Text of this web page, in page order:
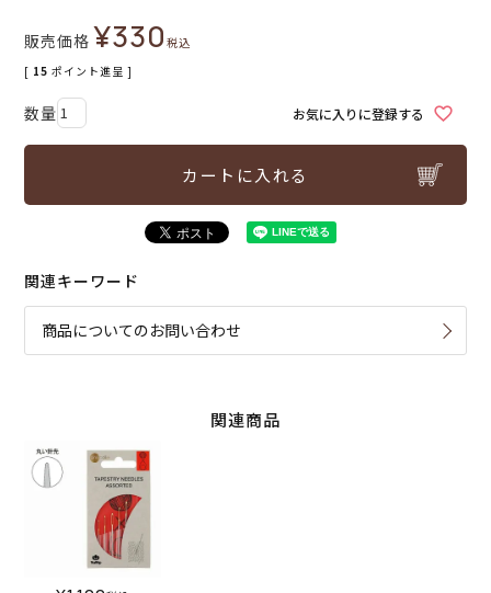
販売価格 ¥330税込
[ 15 ポイント進呈 ]
お気に入りに登録する
カートに入れる
関連キーワード
商品についてのお問い合わせ
関連商品